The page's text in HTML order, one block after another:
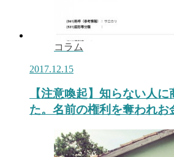
コラム
2017.12.15
【注意喚起】知らない人
た。名前の権利を奪われ